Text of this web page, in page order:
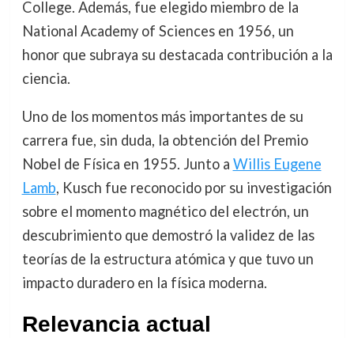
College. Además, fue elegido miembro de la
National Academy of Sciences en 1956, un
honor que subraya su destacada contribución a la
ciencia.
Uno de los momentos más importantes de su
carrera fue, sin duda, la obtención del Premio
Nobel de Física en 1955. Junto a Willis Eugene
Lamb, Kusch fue reconocido por su investigación
sobre el momento magnético del electrón, un
descubrimiento que demostró la validez de las
teorías de la estructura atómica y que tuvo un
impacto duradero en la física moderna.
Relevancia actual